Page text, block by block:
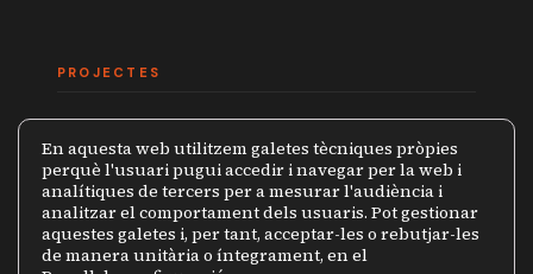
PROJECTES
Premi Ramon Barnils
Col·lecció Periodistes
Mapa de la Censura
En aquesta web utilitzem galetes tècniques pròpies
perquè l'usuari pugui accedir i navegar per la web i
analítiques de tercers per a mesurar l'audiència i
analitzar el comportament dels usuaris. Pot gestionar
aquestes galetes i, per tant, acceptar-les o rebutjar-les
de manera unitària o íntegrament, en el